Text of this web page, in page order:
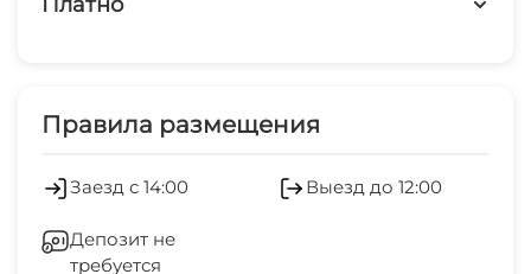
остановка общественного транспорта
банкомат
Правила размещения
Заезд с 14:00 Выезд до 12:00
Депозит не
требуется